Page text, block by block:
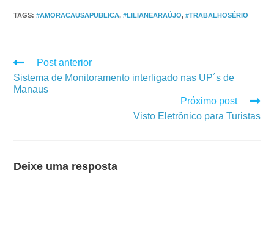
TAGS:#AMORACAUSAPUBLICA, #LILIANEARAÚJO, #TRABALHOSÉRIO
Post anterior
Sistema de Monitoramento interligado nas UP´s de
Manaus
Próximo post
Visto Eletrônico para Turistas
Deixe uma resposta